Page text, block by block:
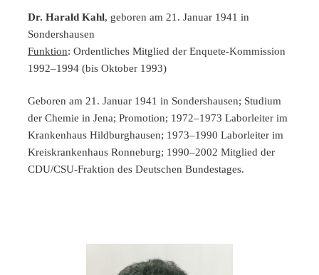
Dr. Harald Kahl, geboren am 21. Januar 1941 in
Sondershausen
Funktion: Ordentliches Mitglied der Enquete-Kommission
1992–1994 (bis Oktober 1993)
Geboren am 21. Januar 1941 in Sondershausen; Studium
der Chemie in Jena; Promotion; 1972–1973 Laborleiter im
Krankenhaus Hildburghausen; 1973–1990 Laborleiter im
Kreiskrankenhaus Ronneburg; 1990–2002 Mitglied der
CDU/CSU-Fraktion des Deutschen Bundestages.